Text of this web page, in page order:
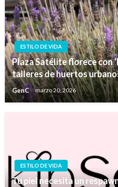
ESTILO DE VIDA
Plaza Satélite florece con
talleres de huertos
GenC marzo 20, 2026
ESTILO DE VIDA
Tu piel necesita un